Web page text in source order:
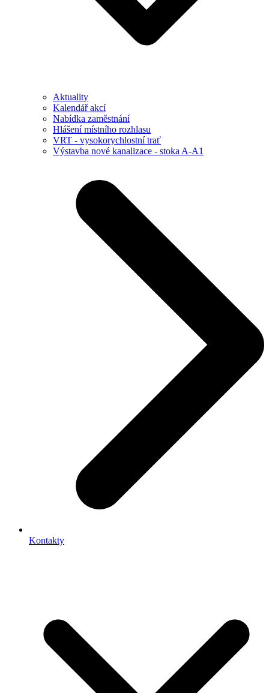
Aktuality
Kalendář akcí
Nabídka zaměstnání
Hlášení místního rozhlasu
VRT - vysokorychlostní trať
Výstavba nové kanalizace - stoka A-A1
Kontakty